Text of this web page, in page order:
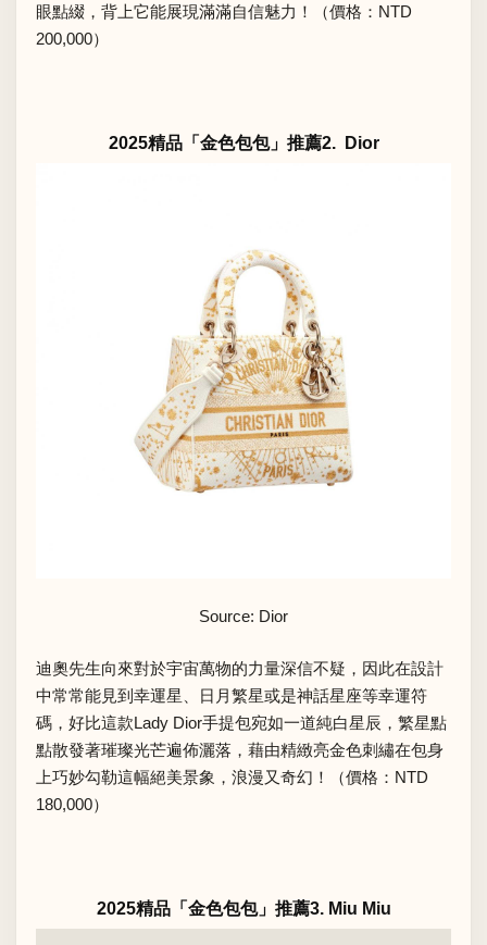
眼點綴，背上它能展現滿滿自信魅力！（價格：NTD
200,000）
2025精品「金色包包」推薦2. Dior
Source: Dior
迪奧先生向來對於宇宙萬物的力量深信不疑，因此在設計
中常常能見到幸運星、日月繁星或是神話星座等幸運符
碼，好比這款Lady Dior手提包宛如一道純白星辰，繁星點
點散發著璀璨光芒遍佈灑落，藉由精緻亮金色刺繡在包身
上巧妙勾勒這幅絕美景象，浪漫又奇幻！（價格：NTD
180,000）
2025精品「金色包包」推薦3. Miu Miu